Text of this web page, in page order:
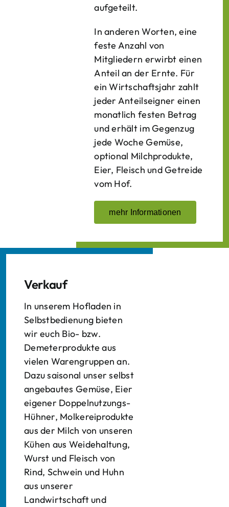
aufgeteilt.
In anderen Worten, eine
feste Anzahl von
Mitgliedern erwirbt einen
Anteil an der Ernte. Für
ein Wirtschaftsjahr zahlt
jeder Anteilseigner einen
monatlich festen Betrag
und erhält im Gegenzug
jede Woche Gemüse,
optional Milchprodukte,
Eier, Fleisch und Getreide
vom Hof.
mehr Informationen
Verkauf
In unserem Hofladen in
Selbstbedienung bieten
wir euch Bio- bzw.
Demeterprodukte aus
vielen Warengruppen an.
Dazu saisonal unser selbst
angebautes Gemüse, Eier
eigener Doppelnutzungs-
Hühner, Molkereiprodukte
aus der Milch von unseren
Kühen aus Weidehaltung,
Wurst und Fleisch von
Rind, Schwein und Huhn
aus unserer
Landwirtschaft und